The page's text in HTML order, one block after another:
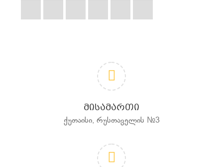
ᲛᲘᲡᲐᲛᲐᲠᲗᲘ
ქუთაისი, რუსთაველის №3